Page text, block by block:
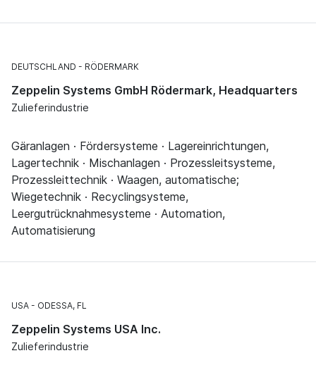
DEUTSCHLAND RÖDERMARK
Zeppelin Systems GmbH Rödermark, Headquarters
Zulieferindustrie
Gäranlagen · Fördersysteme · Lagereinrichtungen,
Lagertechnik · Mischanlagen · Prozessleitsysteme,
Prozessleittechnik · Waagen, automatische;
Wiegetechnik · Recyclingsysteme,
Leergutrücknahmesysteme · Automation,
Automatisierung
USA ODESSA, FL
Zeppelin Systems USA Inc.
Zulieferindustrie